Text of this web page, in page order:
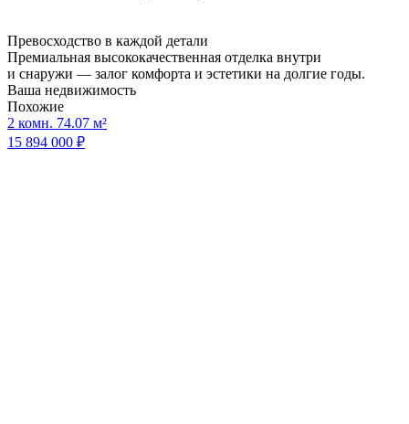
Превосходство в каждой детали
Премиальная высококачественная отделка внутри
и снаружи — залог комфорта и эстетики на долгие годы.
Ваша недвижимость
Похожие
2 комн. 74.07 м²
15 894 000 ₽